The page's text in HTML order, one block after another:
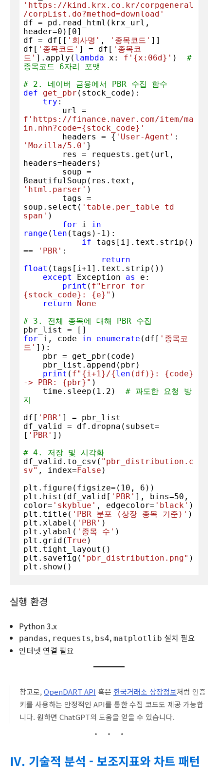
'https://kind.krx.co.kr/corpgeneral
/corpList.do?method=download'
df = pd.read_html(krx_url,
header=0 )[ 0]
df = df[[ '회사명' , '종목코드' ]]
df[ '종목코드' ] = df[ '종목코
드' ].apply( lambda x: f' {x:06d} ' ) #
종목코드 6자리 포맷
# 2. 네이버 금융에서 PBR 수집 함수
def
get_pbr ( stock_code ):
try :
f'https://finance.naver.com/item/ma
in.nhn?code={stock_code} '
        headers = {
'User-Agent'
'Mozilla/5.0' }
headers=headers)
'html.parser' )
soup.select( 'table.per_table td
span' )
for i in
range ( len (tags)- 1 ):
if tags[i].text.strip()
==
'PBR' :
return
float (tags[i+1].text.strip())
except
Exception as
e:
print (
{stock_code} : {e} " )
return
None
# 3. 전체 종목에 대해 PBR 수집
for i, code in enumerate (df[ '종목코
드' ]):
print ( f" {i+1}/{len (df)} : {code}
-> PBR: {pbr} " )
    time.sleep(
1.2 ) # 과도한 요청 방
지
df[ 'PBR' ] = pbr_list
df_valid = df.dropna(subset=
[ 'PBR' ])
# 4. 저장 및 시각화
df_valid.to_csv( "pbr_distribution.c
sv" , index= False )
plt.figure(figsize=( 10 , 6 ))
plt.hist(df_valid[ 'PBR' ], bins=50 ,
color= 'skyblue' , edgecolor= 'black' )
plt.title( 'PBR 분포 (상장 종목 기준)' )
plt.xlabel( 'PBR' )
plt.ylabel( '종목 수' )
plt.grid(True )
plt.tight_layout()
plt.savefig( "pbr_distribution.png" )
plt.show()
실행 환경
Python 3.x
pandas, requests, bs4, matplotlib 설치 필요
인터넷 연결 필요
참고로,OpenDART API 혹은 한국거래소 상장정보처럼 인증
키를 사용하는 안정적인 API를 통한 수집 코드도 제공 가능합
니다. 원하면 ChatGPT의 도움을 얻을 수 있습니다.
Ⅳ. 기술적 분석 - 보조지표와 차트 패턴